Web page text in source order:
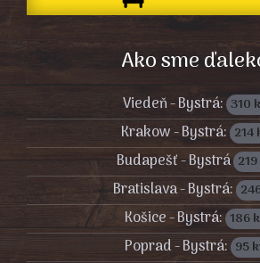
Ako sme
Viedeň - Bystrá: 310
Krakow - Bystrá: 214
Budapešť - Bystrá
Bratislava - Bystrá:
Košice - Bystrá: 186
Poprad - Bystrá: 95